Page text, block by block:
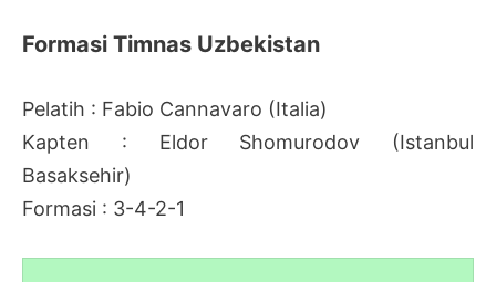
Formasi Timnas Uzbekistan
Pelatih : Fabio Cannavaro (Italia)
Kapten : Eldor Shomurodov (Istanbul
Basaksehir)
Formasi : 3-4-2-1